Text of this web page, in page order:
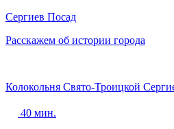
Сергиев Посад
Расскажем об истории города
Колокольня Свято-Троицкой
40 мин.